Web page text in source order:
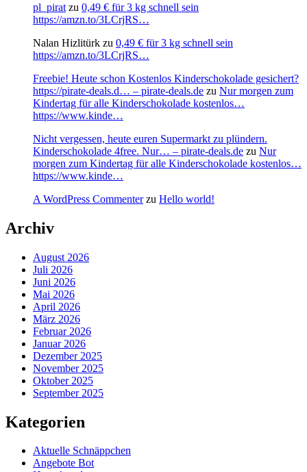
pl_pirat zu 0,49 € für 3 kg schnell sein
https://amzn.to/3LCrjRS…
Nalan Hizlitürk zu 0,49 € für 3 kg schnell sein
https://amzn.to/3LCrjRS…
Freebie! Heute schon Kostenlos Kinderschokolade gesichert?
https://pirate-deals.d… – pirate-deals.de zu Nur morgen zum
Kindertag für alle Kinderschokolade kostenlos…
https://www.kinde…
Nicht vergessen, heute euren Supermarkt zu plündern.
Kinderschokolade 4free. Nur… – pirate-deals.de zu Nur
morgen zum Kindertag für alle Kinderschokolade kostenlos…
https://www.kinde…
A WordPress Commenterzu Hello world!
Archiv
August 2026
Juli 2026
Juni 2026
Mai 2026
April 2026
März 2026
Februar 2026
Januar 2026
Dezember 2025
November 2025
Oktober 2025
September 2025
Kategorien
Aktuelle Schnäppchen
Angebote Bot